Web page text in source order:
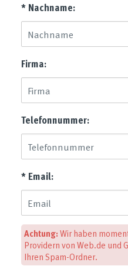
* Nachname:
Firma:
Telefonnummer:
* Email:
Achtung: Wir haben
Providern von Web.de und
Ihren Spam-Ordner.